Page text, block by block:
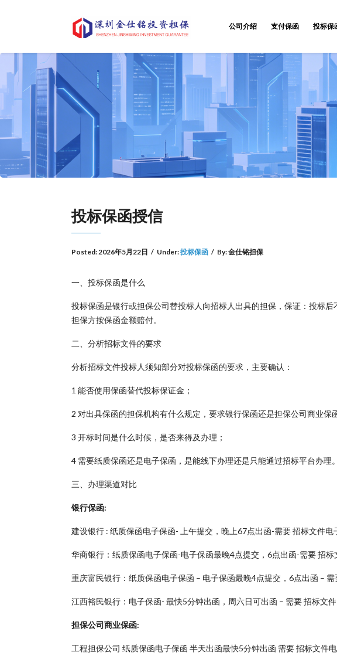
公司介绍 支付保函 投标保
投标保函授信
Posted:2026年5月22日 / Under:投标保函 / By:金仕铭担保
一、投标保函是什么
投标保函是银行或担保公司替投标人向招标人出具的担保，保证：投标
担保方按保函金额赔付。
二、分析招标文件的要求
分析招标文件投标人须知部分对投标保函的要求，主要确认：
1 能否使用保函替代投标保证金；
2 对出具保函的担保机构有什么规定，要求银行保函还是担保公司商业保
3 开标时间是什么时候，是否来得及办理；
4 需要纸质保函还是电子保函，是能线下办理还是只能通过招标平台办理。
三、办理渠道对比
银行保函:
建设银行 : 纸质保函电子保函- 上午提交，晚上67点出函-需要 招标文件
华商银行：纸质保函电子保函-电子保函最晚4点提交，6点出函-需要 招
重庆富民银行：纸质保函电子保函 – 电子保函最晚4点提交，6点出函 –
江西裕民银行：电子保函- 最快5分钟出函，周六日可出函 – 需要 招标文
担保公司商业保函:
工程担保公司 纸质保函电子保函 半天出函最快5分钟出函 需要 招标文件